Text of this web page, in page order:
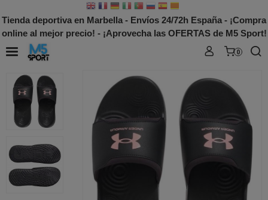
Tienda deportiva en Marbella - Envíos 24/72h España - ¡Compra
online al mejor precio! - ¡Aprovecha las OFERTAS de M5 Sport!
0